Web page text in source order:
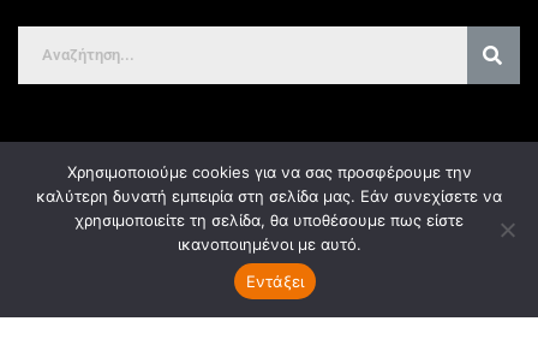
Gama Advertising
Δήλωση GDPR
Χρησιμοποιούμε cookies για να σας προσφέρουμε την
καλύτερη δυνατή εμπειρία στη σελίδα μας. Εάν συνεχίσετε να
χρησιμοποιείτε τη σελίδα, θα υποθέσουμε πως είστε
ικανοποιημένοι με αυτό.
Εντάξει